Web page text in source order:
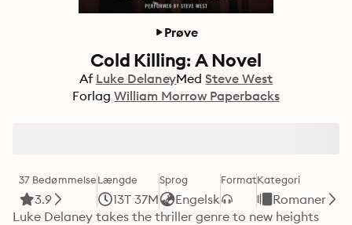
Prøve
Cold Killing: A Novel
Af Luke DelaneyMed Steve West
Forlag William Morrow Paperbacks
37 Bedømmelse
3.9
Længde
13T 37M
Sprog
Engelsk
FormatKategori
Romaner
Luke Delaney takes the thriller genre to new heights